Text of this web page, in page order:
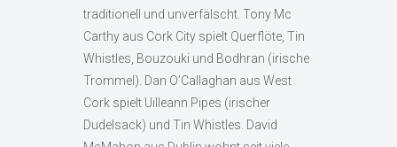
traditionell und unverfälscht. Tony Mc
Carthy aus Cork City spielt Querflöte, Tin
Whistles, Bouzouki und Bodhran (irische
Trommel). Dan O’Callaghan aus West
Cork spielt Uilleann Pipes (irischer
Dudelsack) und Tin Whistles. David